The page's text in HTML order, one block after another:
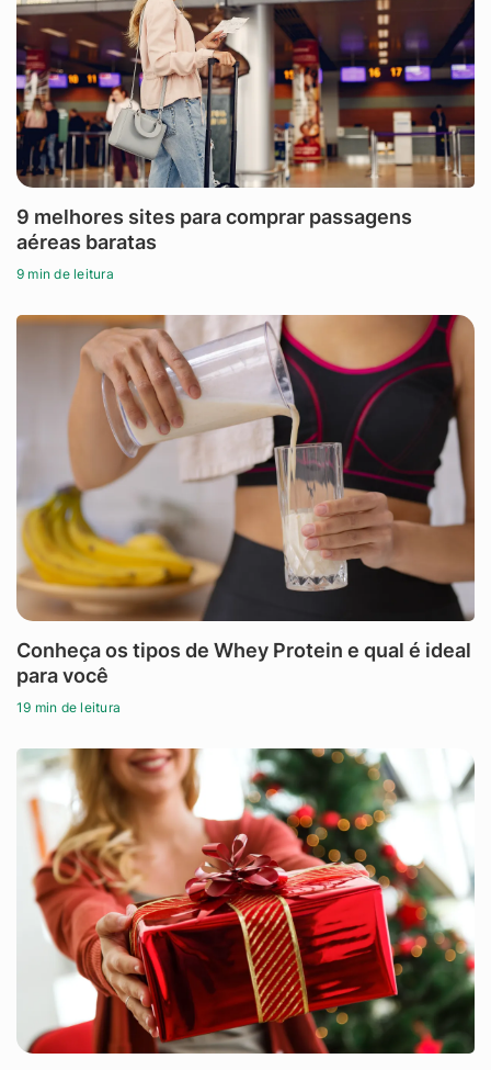
9 melhores sites para comprar passagens
aéreas baratas
9 min de leitura
Conheça os tipos de Whey Protein e qual é ideal
para você
19 min de leitura